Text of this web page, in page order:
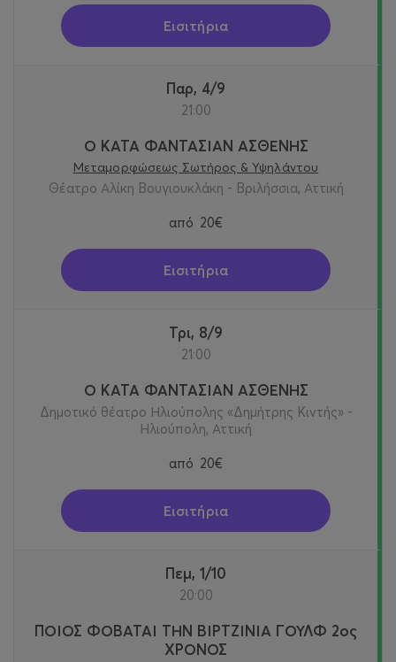
Εισιτήρια
Παρ, 4/9
21:00
Ο ΚΑΤΑ ΦΑΝΤΑΣΙΑΝ ΑΣΘΕΝΗΣ
Μεταμορφώσεως Σωτήρος & Υψηλάντου
Θέατρο Αλίκη Βουγιουκλάκη - Βριλήσσια, Αττική
από 20€
Εισιτήρια
Τρι, 8/9
21:00
Ο ΚΑΤΑ ΦΑΝΤΑΣΙΑΝ ΑΣΘΕΝΗΣ
Δημοτικό θέατρο Ηλιούπολης «Δημήτρης Κιντής» -
Ηλιούπολη, Αττική
από 20€
Εισιτήρια
Πεμ, 1/10
20:00
ΠΟΙΟΣ ΦΟΒΑΤΑΙ ΤΗΝ ΒΙΡΤΖΙΝΙΑ ΓΟΥΛΦ 2ος
ΧΡΟΝΟΣ